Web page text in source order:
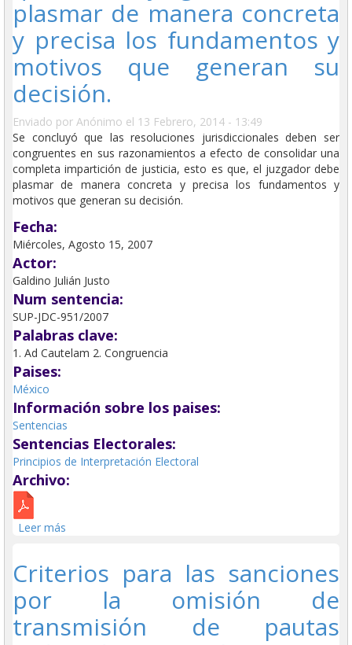
plasmar de manera concreta
y precisa los fundamentos y
motivos que generan su
decisión.
Enviado por Anónimo el 13 Febrero, 2014 - 13:49
Se concluyó que las resoluciones jurisdiccionales deben ser
congruentes en sus razonamientos a efecto de consolidar una
completa impartición de justicia, esto es que, el juzgador debe
plasmar de manera concreta y precisa los fundamentos y
motivos que generan su decisión.
Fecha:
Miércoles, Agosto 15, 2007
Actor:
Galdino Julián Justo
Num sentencia:
SUP-JDC-951/2007
Palabras clave:
1. Ad Cautelam 2. Congruencia
Paises:
México
Información sobre los paises:
Sentencias
Sentencias Electorales:
Principios de Interpretación Electoral
Archivo:
Leer más
decisión.
Criterios para las sanciones
por la omisión de
transmisión de pautas